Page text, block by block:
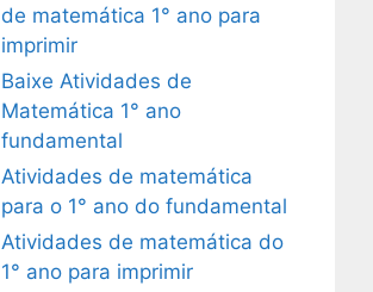
de matemática 1° ano para
imprimir
Baixe Atividades de
Matemática 1° ano
fundamental
Atividades de matemática
para o 1° ano do fundamental
Atividades de matemática do
1° ano para imprimir